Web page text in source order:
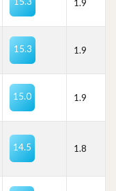
1.9
15.3 1.9
15.0 1.9
14.5 1.8